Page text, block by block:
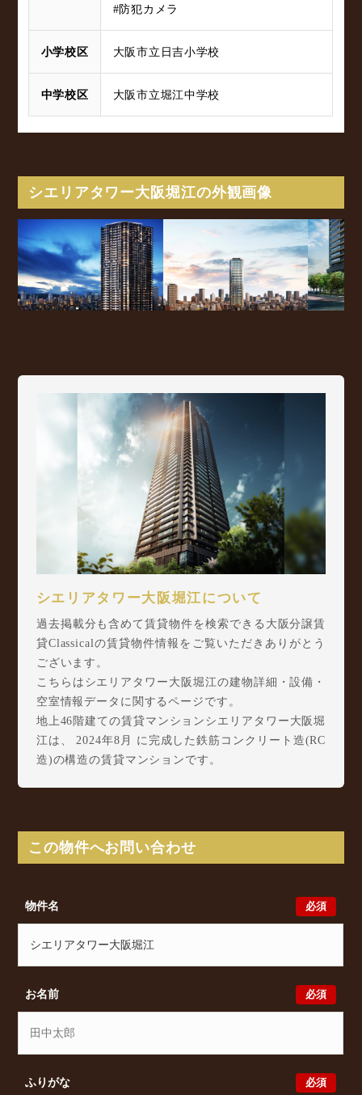
#防犯カメラ
小学校区 大阪市立日吉小学校
中学校区 大阪市立堀江中学校
シエリアタワー大阪堀江の外観画像
シエリアタワー大阪堀江について
過去掲載分も含めて賃貸物件を検索できる大阪分譲賃
貸Classicalの賃貸物件情報をご覧いただきありがとう
ございます。
こちらはシエリアタワー大阪堀江の建物詳細・設備・
空室情報データに関するページです。
地上46階建ての賃貸マンションシエリアタワー大阪堀
江は、 2024年8月 に完成した鉄筋コンクリート造(RC
造)の構造の賃貸マンションです。
堀駅 徒歩5分 からアクセスが可能となっておりま
す。
はじめ、南堀江3丁目16-21周辺エリアで賃貸物件・マ
ンションをお探しでしたら、ぜひ大阪分譲賃貸
譲賃貸Classicalでは、お問い合わせ以外にも来店予約
望の条件をいただきましたら、プロの目線からおすす
めの賃貸物件をご提案いたします。
この物件へお問い合わせ
必須
物件名
必須
お名前
必須
ふりがな